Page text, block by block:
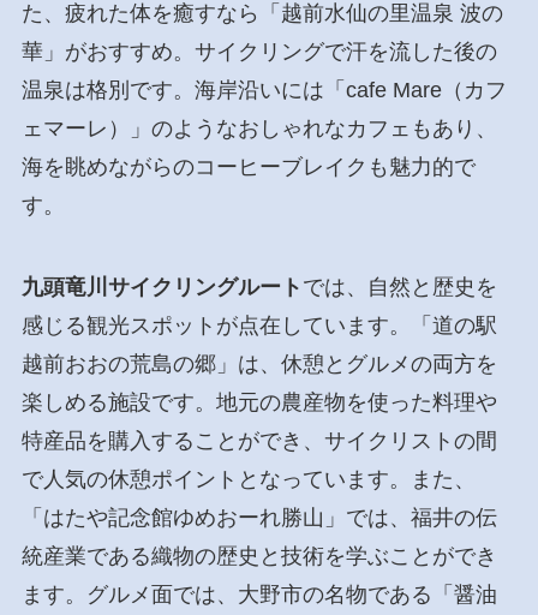
た、疲れた体を癒すなら「越前水仙の里温泉 波の
華」がおすすめ。サイクリングで汗を流した後の
温泉は格別です。海岸沿いには「cafe Mare（カフ
ェマーレ）」のようなおしゃれなカフェもあり、
海を眺めながらのコーヒーブレイクも魅力的で
す。
九頭竜川サイクリングルート では、自然と歴史を
感じる観光スポットが点在しています。「道の駅
越前おおの荒島の郷」は、休憩とグルメの両方を
楽しめる施設です。地元の農産物を使った料理や
特産品を購入することができ、サイクリストの間
で人気の休憩ポイントとなっています。また、
「はたや記念館ゆめおーれ勝山」では、福井の伝
統産業である織物の歴史と技術を学ぶことができ
ます。グルメ面では、大野市の名物である「醤油